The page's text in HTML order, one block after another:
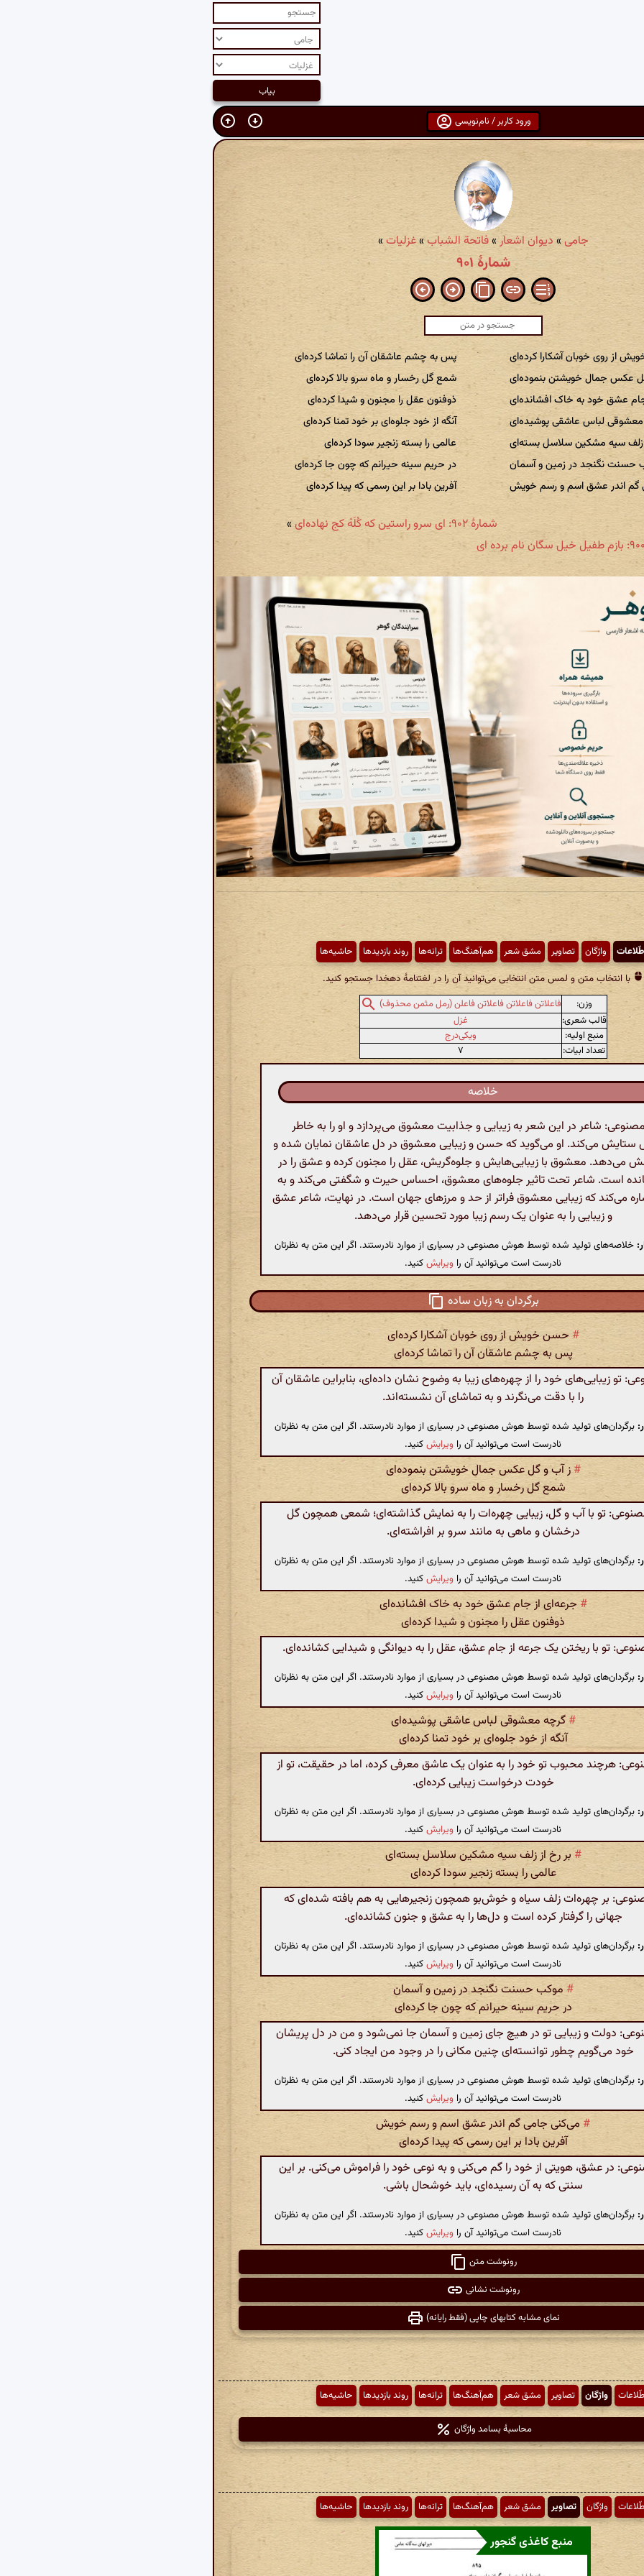
ورود کاربر / نام‌نویسی
جامی» دیوان اشعار»فاتحة الشباب»غزلیات»
شمارهٔ ۹۰۱
از روی خوبان آشکارا کرده‌ای
پس به چشم عاشقان آن را تماشا کرده‌ای
عکس جمال خویشتن بنموده‌ای
شمع گل رخسار و ماه سرو بالا کرده‌ای
عشق خود به خاک افشانده‌ای
ذوفنون عقل را مجنون و شیدا کرده‌ای
لباس عاشقی پوشیده‌ای
آنگه از خود جلوه‌ای بر خود تمنا کرده‌ای
زلف سیه مشکین سلاسل بسته‌ای
عالمی را بسته زنجیر سودا کرده‌ای
حسنت نگنجد در زمین و آسمان
در حریم سینه حیرانم که چون جا کرده‌ای
گم اندر عشق اسم و رسم خویش
آفرین بادا بر این رسمی که پیدا کرده‌ای
شمارهٔ ۹۰۲: ای سرو راستین که کُلَهْ کج نهاده‌ای »
واژگان تصاویر مشق شعر هم‌آهنگ‌ها ترانه‌ها روند بازدیدها حاشیه‌ها
با انتخاب متن و لمس متن انتخابی می‌توانید آن را در لغتنامهٔ دهخدا جستجو کنید.
وزن:
فاعلاتن فاعلاتن فاعلاتن فاعلن (رمل مثمن محذوف)
قالب شعری:
غزل
منبع اولیه:
ویکی‌درج
تعداد ابیات:
۷
خلاصه
شاعر در این شعر به زیبایی و جذابیت معشوق می‌پردازد و او را به خاطر
ستایش می‌کند. او می‌گوید که حسن و زیبایی معشوق در دل عاشقان نمایان شده و
می‌دهد. معشوق با زیبایی‌هایش و جلوه‌گریش، عقل را مجنون کرده و عشق را در
است. شاعر تحت تاثیر جلوه‌های معشوق، احساس حیرت و شگفتی می‌کند و به
می‌کند که زیبایی معشوق فراتر از حد و مرزهای جهان است. در نهایت، شاعر عشق
و زیبایی را به عنوان یک رسم زیبا مورد تحسین قرار می‌دهد.
خلاصه‌های تولید شده توسط هوش مصنوعی در بسیاری از موارد نادرستند. اگر این متن به نظرتان
نادرست است می‌توانید آن را ویرایشکنید.
برگردان به زبان ساده
# حسن خویش از روی خوبان آشکارا کرده‌ای
پس به چشم عاشقان آن را تماشا کرده‌ای
تو زیبایی‌های خود را از چهره‌های زیبا به وضوح نشان داده‌ای، بنابراین عاشقان آن
را با دقت می‌نگرند و به تماشای آن نشسته‌اند.
برگردان‌های تولید شده توسط هوش مصنوعی در بسیاری از موارد نادرستند. اگر این متن به نظرتان
نادرست است می‌توانید آن را ویرایشکنید.
# ز آب و گل عکس جمال خویشتن بنموده‌ای
شمع گل رخسار و ماه سرو بالا کرده‌ای
تو با آب و گل، زیبایی چهره‌ات را به نمایش گذاشته‌ای؛ شمعی همچون گل
درخشان و ماهی به مانند سرو بر افراشته‌ای.
برگردان‌های تولید شده توسط هوش مصنوعی در بسیاری از موارد نادرستند. اگر این متن به نظرتان
نادرست است می‌توانید آن را ویرایشکنید.
# جرعه‌ای از جام عشق خود به خاک افشانده‌ای
ذوفنون عقل را مجنون و شیدا کرده‌ای
تو با ریختن یک جرعه از جام عشق، عقل را به دیوانگی و شیدایی کشانده‌ای.
برگردان‌های تولید شده توسط هوش مصنوعی در بسیاری از موارد نادرستند. اگر این متن به نظرتان
نادرست است می‌توانید آن را ویرایشکنید.
#گرچه معشوقی لباس عاشقی پوشیده‌ای
آنگه از خود جلوه‌ای بر خود تمنا کرده‌ای
هرچند محبوب تو خود را به عنوان یک عاشق معرفی کرده، اما در حقیقت، تو از
خودت درخواست زیبایی کرده‌ای.
برگردان‌های تولید شده توسط هوش مصنوعی در بسیاری از موارد نادرستند. اگر این متن به نظرتان
نادرست است می‌توانید آن را ویرایشکنید.
# بر رخ از زلف سیه مشکین سلاسل بسته‌ای
عالمی را بسته زنجیر سودا کرده‌ای
بر چهره‌ات زلف سیاه و خوش‌بو همچون زنجیرهایی به هم بافته شده‌ای که
جهانی را گرفتار کرده است و دل‌ها را به عشق و جنون کشانده‌ای.
برگردان‌های تولید شده توسط هوش مصنوعی در بسیاری از موارد نادرستند. اگر این متن به نظرتان
نادرست است می‌توانید آن را ویرایشکنید.
# موکب حسنت نگنجد در زمین و آسمان
در حریم سینه حیرانم که چون جا کرده‌ای
دولت و زیبایی تو در هیچ جای زمین و آسمان جا نمی‌شود و من در دل پریشان
خود می‌گویم چطور توانسته‌ای چنین مکانی را در وجود من ایجاد کنی.
برگردان‌های تولید شده توسط هوش مصنوعی در بسیاری از موارد نادرستند. اگر این متن به نظرتان
نادرست است می‌توانید آن را ویرایشکنید.
# می‌کنی جامی گم اندر عشق اسم و رسم خویش
آفرین بادا بر این رسمی که پیدا کرده‌ای
در عشق، هویتی از خود را گم می‌کنی و به نوعی خود را فراموش می‌کنی. بر این
سنتی که به آن رسیده‌ای، باید خوشحال باشی.
برگردان‌های تولید شده توسط هوش مصنوعی در بسیاری از موارد نادرستند. اگر این متن به نظرتان
نادرست است می‌توانید آن را ویرایشکنید.
رونوشت متن
رونوشت نشانی
نمای مشابه کتابهای چاپی (فقط رایانه)
واژگان تصاویر مشق شعر هم‌آهنگ‌ها ترانه‌ها روند بازدیدها حاشیه‌ها
محاسبهٔ بسامد واژگان
واژگان تصاویر مشق شعر هم‌آهنگ‌ها ترانه‌ها روند بازدیدها حاشیه‌ها
منبع کاغذی گنجور